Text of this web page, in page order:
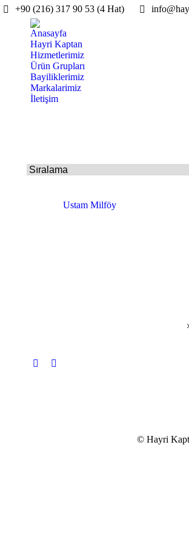
+90 (216) 317 90 53 (4 Hat)
Anasayfa
Hayri Kaptan
Hizmetlerimiz
Ürün Grupları
Bayiliklerimiz
Markalarimiz
İletişim
Ustam Milföy
© Hayri